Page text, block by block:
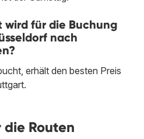
wird für die Buchung
nach
erhält den besten Preis
Routen